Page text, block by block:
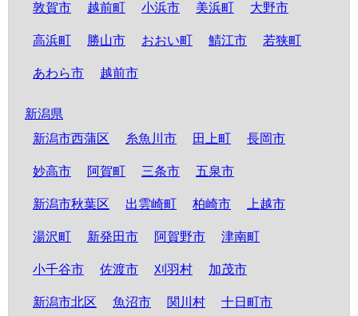
敦賀市 越前町 小浜市 美浜町 大野市
高浜町 勝山市 おおい町 鯖江市 若狭町
あわら市 越前市
新潟県
新潟市西蒲区
糸魚川市 田上町 長岡市
妙高市 阿賀町 三条市 五泉市
新潟市秋葉区 出雲崎町 柏崎市 上越市
湯沢町 新発田市 阿賀野市 津南町
小千谷市 佐渡市 刈羽村 加茂市
新潟市北区 魚沼市 関川村 十日町市